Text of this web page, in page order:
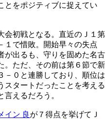
とをポジティブに捉えてい
会初戦となる。直近のＪ１第
１で惜敗。開始早々の失点
が出るも、守りを固めた名古
。ただ、その前は第６節で新
－０と連勝しており、順位は
スタートだったことを考える
えるだろう。
イン 良 が７得点を挙げてＪ